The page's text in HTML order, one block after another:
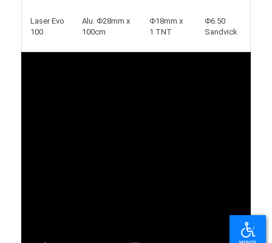
Laser Evo
100
Alu. Φ28mm x
100cm
Φ18mm x
1 TNT
Φ6.50
Sandvick